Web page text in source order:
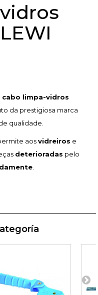
cabo limpa-vidros
da prestigiosa marca
qualidade.
aosvidreiros e
deterioradas pelo
.